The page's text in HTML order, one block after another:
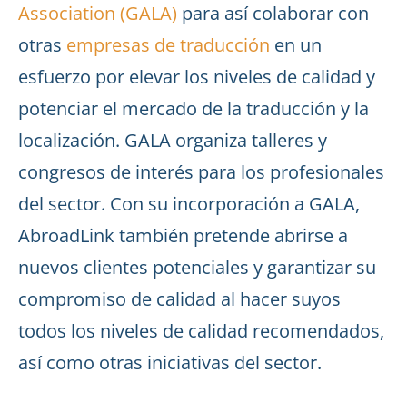
Association (GALA) para así colaborar con
otras empresas de traducción en un
esfuerzo por elevar los niveles de calidad y
potenciar el mercado de la traducción y la
localización. GALA organiza talleres y
congresos de interés para los profesionales
del sector. Con su incorporación a GALA,
AbroadLink también pretende abrirse a
nuevos clientes potenciales y garantizar su
compromiso de calidad al hacer suyos
todos los niveles de calidad recomendados,
así como otras iniciativas del sector.